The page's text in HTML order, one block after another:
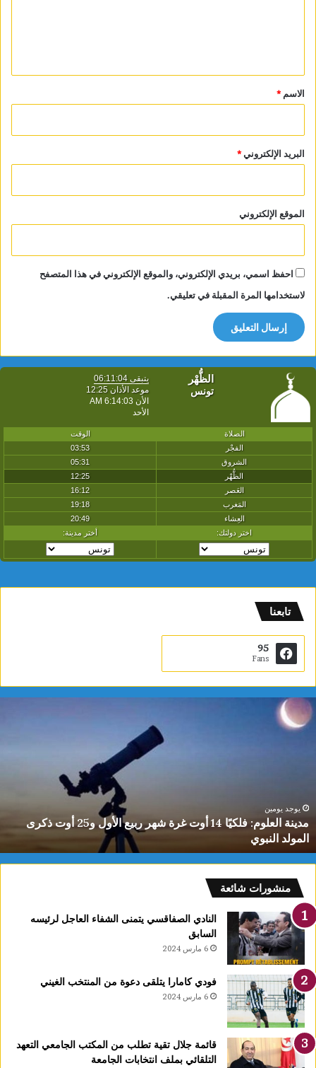
*
الاسم *
البريد الإلكتروني*
الموقع الإلكتروني
احفظ اسمي، بريدي الإلكتروني، والموقع الإلكتروني في هذا المتصفح
لاستخدامها المرة المقبلة في تعليقي.
تابعنا
95
Fans
مدينة
العلوم:
فلكيًا
ربيع
الأول
و25
أوت
ذكرى
المولد
النبوي
يوجد يومين
مدينة العلوم: فلكيًا 14 أوت غرة شهر ربيع الأول و25 أوت ذكرى
المولد النبوي
منشورات شائعة
النادي الصفاقسي يتمنى الشفاء العاجل لرئيسه
السابق
6 مارس 2024
فودي كامارا يتلقى دعوة من المنتخب الغيني
6 مارس 2024
قائمة جلال تقية تطلب من المكتب الجامعي التعهد
التلقائي بملف انتخابات الجامعة